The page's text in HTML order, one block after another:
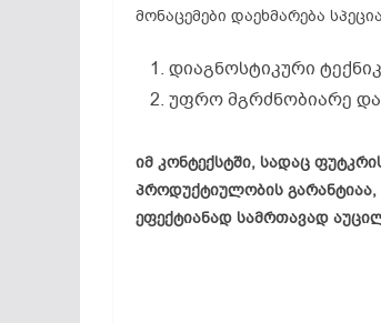
მონაცემები დაეხმარება
დიაგნოსტიკური
უფრო მგრძნობიარე და
იმ კონტექსტში, სადაც
პროდუქტიულობის გარანტიაა,
ეფექტიანად სამრთავად